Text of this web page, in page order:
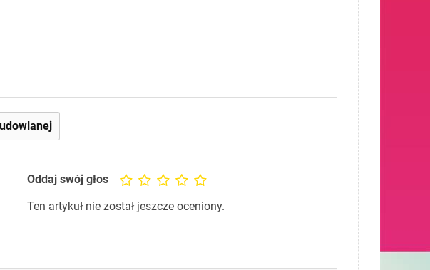
Oddaj swój głos
Ten artykuł nie został jeszcze oceniony.